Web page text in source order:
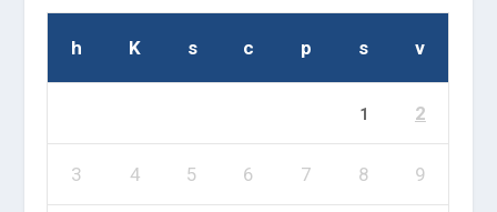
h K s c p s v
1 2
3 4 5 6 7 8 9